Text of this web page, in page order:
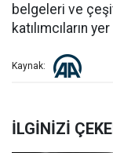
belgeleri ve
katılımcıların
Kaynak: